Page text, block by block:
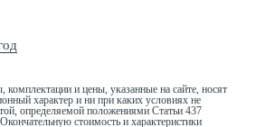
и цены, указанные на сайте, носят
характер и ни при каких условиях не
определяемой положениями Статьи 437
стоимость и характеристики